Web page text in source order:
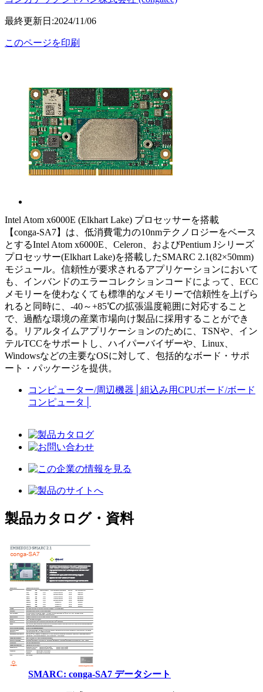
最終更新日:2024/11/06
このページを印刷
Intel Atom x6000E (Elkhart Lake) プロセッサーを搭載
【conga-SA7】は、低消費電力の10nmテクノロジーをベース
とするIntel Atom x6000E、Celeron、およびPentium Jシリーズ
プロセッサー(Elkhart Lake)を搭載したSMARC 2.1(82×50mm)
モジュール。信頼性が要求されるアプリケーションにおいて
も、インバンドのエラーコレクションコードによって、ECC
メモリーを使わなくても標準的なメモリーで信頼性を上げら
れると同時に、-40～+85℃の拡張温度範囲に対応すること
で、過酷な環境の産業市場向け製品に採用することができ
る。リアルタイムアプリケーションのために、TSNや、イン
テルTCCをサポートし、ハイパーバイザーや、Linux、
Windowsなどの主要なOSに対して、包括的なボード・サポ
ート・パッケージを提供。
コンピューター/周辺機器
組込み用CPUボード/ボード
コンピュータ
製品カタログ・資料
SMARC: conga-SA7 データシート